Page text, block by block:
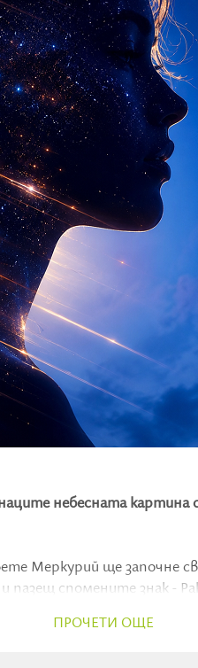
небесната картина
Меркурий ще започне
пазещ спомените знак -
ПРОЧЕТИ ОЩЕ